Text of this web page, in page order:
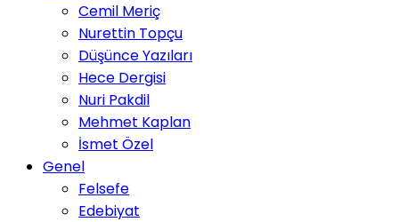
Cemil Meriç
Nurettin Topçu
Düşünce Yazıları
Hece Dergisi
Nuri Pakdil
Mehmet Kaplan
İsmet Özel
Genel
Felsefe
Edebiyat